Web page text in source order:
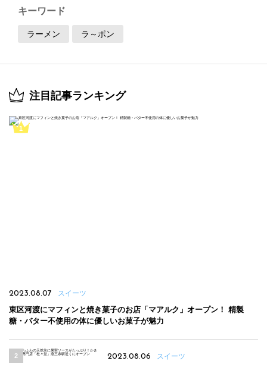
キーワード
ラーメン ラ～ポン
注目記事ランキング
2023.08.07 スイーツ
東区河渡にマフィンと焼き菓子のお店「マアルク」オープン！ 精製
糖・バター不使用の体に優しいお菓子が魅力
2023.08.06 スイーツ